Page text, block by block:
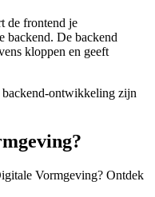
de frontend je
backend. De backend
kloppen en geeft
backend-ontwikkeling zijn
Vormgeving? Ontdek